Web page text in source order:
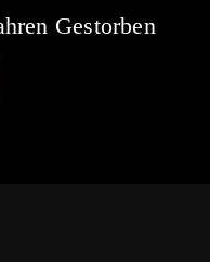
Gestorben